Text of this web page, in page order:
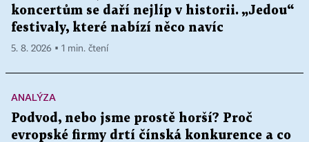
koncertům se daří nejlíp v historii. „Jedou“
festivaly, které nabízí něco navíc
5. 8. 2026 ▪ 1 min. čtení
ANALÝZA
Podvod, nebo jsme prostě horší? Proč
evropské firmy drtí čínská konkurence a co